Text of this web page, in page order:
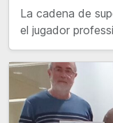
La cadena de
el jugador